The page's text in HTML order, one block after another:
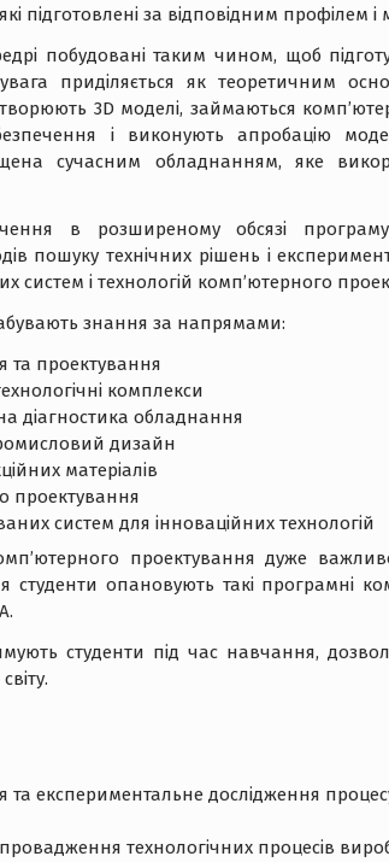
підготовлені за відповідним профілем
побудовані таким чином, щоб
приділяється як теоретичним
3D моделі, займаються
і виконують апробацію
сучасним обладнанням, яке
в розширеному обсязі
пошуку технічних рішень і
систем і технологій комп’ютерного
знання за напрямами:
та проектування
комплекси
діагностика обладнання
дизайн
матеріалів
проектування
систем для інноваційних технологій
проектування дуже
опановують такі програмні
студенти під час навчання,
експериментальне дослідження
технологічних процесів